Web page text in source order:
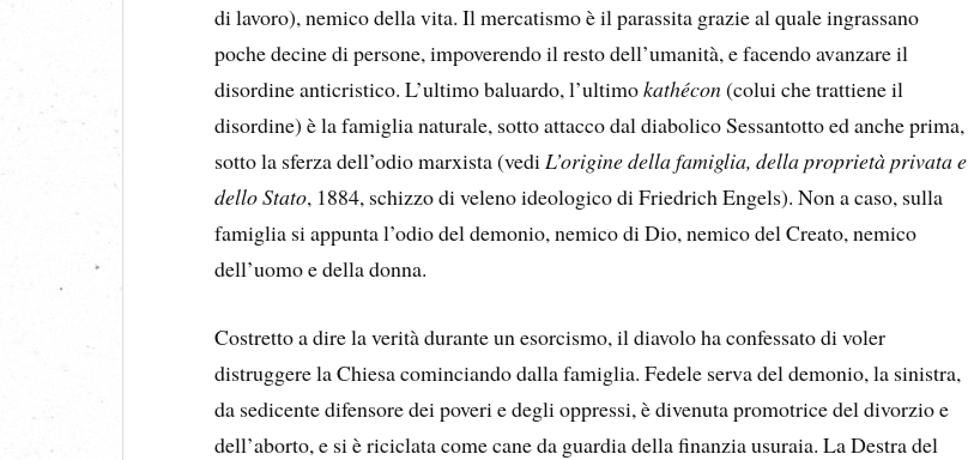
di lavoro), nemico della vita. Il mercatismo è il parassita grazie al quale ingrassano
poche decine di persone, impoverendo il resto dell’umanità, e facendo avanzare il
disordine anticristico. L’ultimo baluardo, l’ultimokathécon(colui che trattiene il
disordine) è la famiglia naturale, sotto attacco dal diabolico Sessantotto ed anche prima,
sotto la sferza dell’odio marxista (vediL’origine della famiglia, della proprietà privata e
dello Stato, 1884, schizzo di veleno ideologico di Friedrich Engels). Non a caso, sulla
famiglia si appunta l’odio del demonio, nemico di Dio, nemico del Creato, nemico
dell’uomo e della donna.
Costretto a dire la verità durante un esorcismo, il diavolo ha confessato di voler
distruggere la Chiesa cominciando dalla famiglia. Fedele serva del demonio, la sinistra,
da sedicente difensore dei poveri e degli oppressi, è divenuta promotrice del divorzio e
dell’aborto, e si è riciclata come cane da guardia della finanzia usuraia. La Destra del